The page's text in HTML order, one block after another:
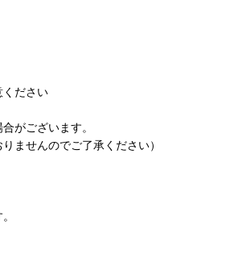
ください
がございます。
ませんのでご了承ください）